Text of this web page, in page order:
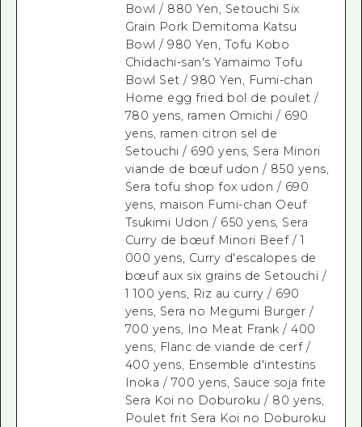
Bowl / 880 Yen, Setouchi Six
Grain Pork Demitoma Katsu
Bowl / 980 Yen, Tofu Kobo
Chidachi-san's Yamaimo Tofu
Bowl Set / 980 Yen, Fumi-chan
Home egg fried bol de poulet /
780 yens, ramen Omichi / 690
yens, ramen citron sel de
Setouchi / 690 yens, Sera Minori
viande de bœuf udon / 850 yens,
Sera tofu shop fox udon / 690
yens, maison Fumi-chan Oeuf
Tsukimi Udon / 650 yens, Sera
Curry de bœuf Minori Beef / 1
000 yens, Curry d'escalopes de
bœuf aux six grains de Setouchi /
1 100 yens, Riz au curry / 690
yens, Sera no Megumi Burger /
700 yens, Ino Meat Frank / 400
yens, Flanc de viande de cerf /
400 yens, Ensemble d'intestins
Inoka / 700 yens, Sauce soja frite
Sera Koi no Doburoku / 80 yens,
Poulet frit Sera Koi no Doburoku